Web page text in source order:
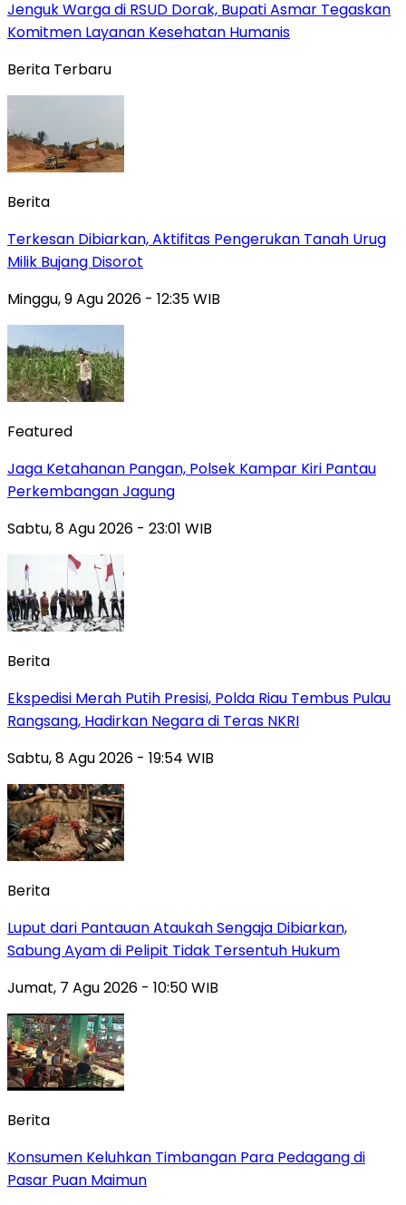
Jenguk Warga di RSUD Dorak, Bupati Asmar Tegaskan
Komitmen Layanan Kesehatan Humanis
Berita Terbaru
Berita
Terkesan Dibiarkan, Aktifitas Pengerukan Tanah Urug
Milik Bujang Disorot
Minggu, 9 Agu 2026 - 12:35 WIB
Featured
Jaga Ketahanan Pangan, Polsek Kampar Kiri Pantau
Perkembangan Jagung
Sabtu, 8 Agu 2026 - 23:01 WIB
Berita
Ekspedisi Merah Putih Presisi, Polda Riau Tembus Pulau
Rangsang, Hadirkan Negara di Teras NKRI
Sabtu, 8 Agu 2026 - 19:54 WIB
Berita
Luput dari Pantauan Ataukah Sengaja Dibiarkan,
Sabung Ayam di Pelipit Tidak Tersentuh Hukum
Jumat, 7 Agu 2026 - 10:50 WIB
Berita
Konsumen Keluhkan Timbangan Para Pedagang di
Pasar Puan Maimun